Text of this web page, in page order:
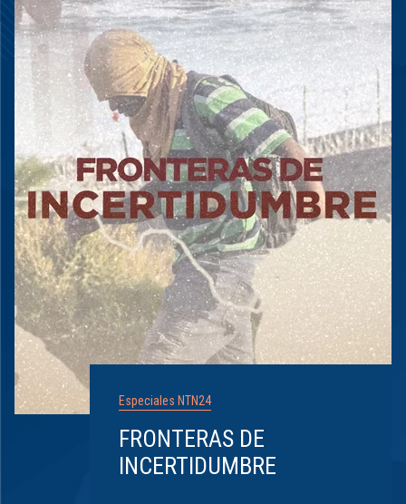
Especiales NTN24
FRONTERAS DE
INCERTIDUMBRE